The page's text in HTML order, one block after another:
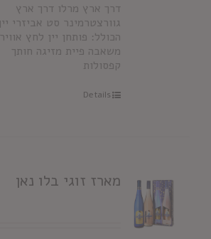
דרך ארץ מרלו דרך ארץ
גוורצטרמינר סט אביזרי
הכולל: פותחן יין לחץ
משאבה פיית מזיגה חותך
קפסולות
Details
מארז זוגי בלו נאן